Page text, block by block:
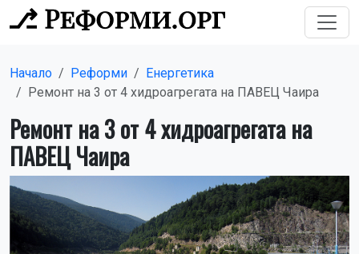
Начало Реформи
Енергетика
Ремонт на 3 от 4 хидроагрегата на ПАВЕЦ Чаира
Ремонт на 3 от 4 хидроагрегата на
ПАВЕЦ Чаира